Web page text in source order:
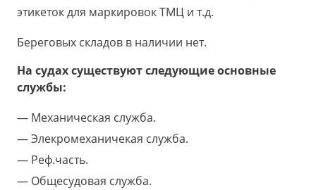
этикеток для маркировок ТМЦ и т.д.
Береговых складов в наличии нет.
На судах существуют следующие основные
службы:
Механическая служба.
Элекромеханичекая служба.
Реф.часть.
Общесудовая служба.